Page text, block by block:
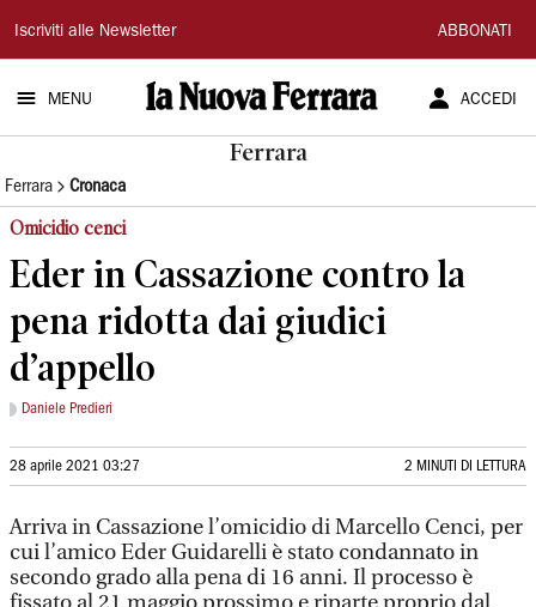
La
Nuova
Ferrara
Iscriviti alle Newsletter ABBONATI
MENU ACCEDI
Ferrara
Ferrara Cronaca
Omicidio cenci
Eder in Cassazione contro la
pena ridotta dai giudici
d’appello
Daniele Predieri
28 aprile 2021 03:27 2 MINUTI DI LETTURA
Arriva in Cassazione l’omicidio di Marcello Cenci, per
cui l’amico Eder Guidarelli è stato condannato in
secondo grado alla pena di 16 anni. Il processo è